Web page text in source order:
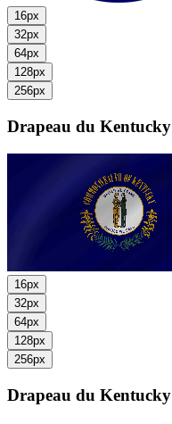
16px
32px
64px
128px
256px
Drapeau du Kentucky
16px
32px
64px
128px
256px
Drapeau du Kentucky